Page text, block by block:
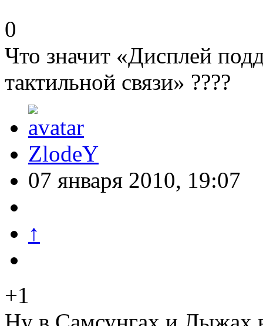
0
Что значит «Дисплей
тактильной связи» ????
ZlodeY
07 января 2010, 19:07
↑
+1